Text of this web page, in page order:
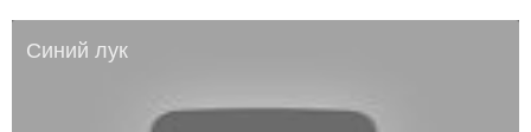
Синий лук